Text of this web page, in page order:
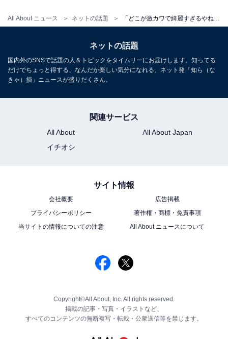
All About ニュース ネットの話題
ネットの話題
国内外のSNSで話題の人＆トピックをタイムリーにお届けします。知ってる
だけでちょっと得する、なんだか楽しい気分になれる、ネット発「知ら（な
きゃ）損」ニュースが盛りだくさん。
関連サービス
All About
All About Japan
イチオシ
サイト情報
会社概要
広告掲載
プライバシーポリシー
著作権・商標・免責事項
当サイトの情報についての注意
All About ニュースについて
Copyright©All About, Inc. All rights reserved.
掲載の記事・写真・イラストなど、
すべてのコンテンツの無断複写・転載・公衆送信等を禁じます。